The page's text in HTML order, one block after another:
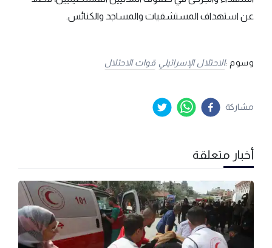
عن استهداف المستشفيات والمساجد والكنائس.
وسوم :الاحتلال الإسرائيلي قوات الاحتلال
مشاركة
أخبار متعلقة